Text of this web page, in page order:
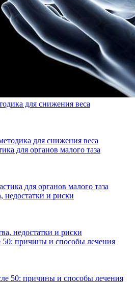
для снижения веса
для органов малого таза
недостатки и риски
причины и способы лечения